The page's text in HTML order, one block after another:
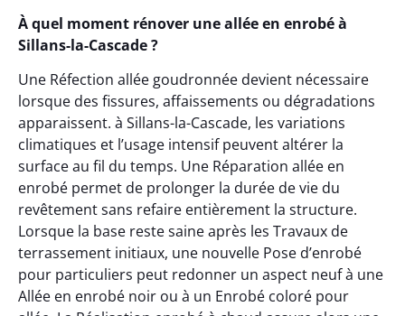
À quel moment rénover une allée en enrobé à
Sillans-la-Cascade ?
Une Réfection allée goudronnée devient nécessaire
lorsque des fissures, affaissements ou dégradations
apparaissent. à Sillans-la-Cascade, les variations
climatiques et l’usage intensif peuvent altérer la
surface au fil du temps. Une Réparation allée en
enrobé permet de prolonger la durée de vie du
revêtement sans refaire entièrement la structure.
Lorsque la base reste saine après les Travaux de
terrassement initiaux, une nouvelle Pose d’enrobé
pour particuliers peut redonner un aspect neuf à une
Allée en enrobé noir ou à un Enrobé coloré pour